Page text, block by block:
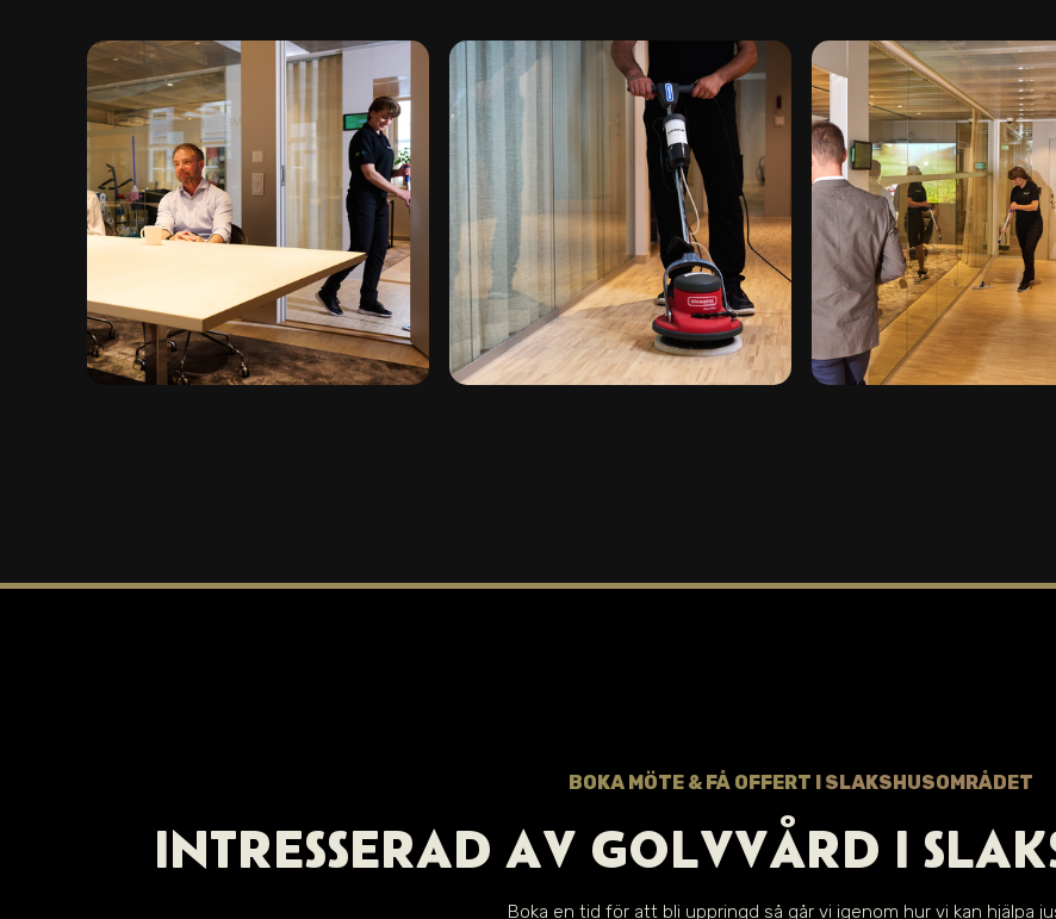
BOKA MÖTE & FÅ OFFERT I SLAKSHUSOMRÅDET
INTRESSERAD AV GOLVVÅRD I
Boka en tid för att bli uppringd så går vi igenom hur vi kan hjälpa